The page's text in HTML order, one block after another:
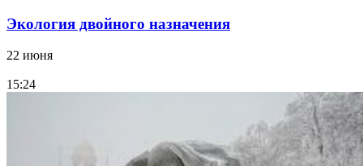
Экология двойного назначения
22 июня
15:24